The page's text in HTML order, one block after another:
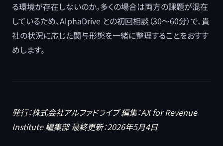
る環境が存在しないのか。多くの場合は両方の課題が混在
しているため、AlphaDrive との初回相談（30〜60分）で、貴
社の状況に応じた関与形態を一緒に整理することをおすす
めします。
発行：株式会社アルファドライブ編集：AX for Revenue
Institute 編集部 最終更新：2026年5月4日